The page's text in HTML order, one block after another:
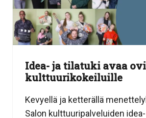
Idea- ja tilatuki avaa
kulttuurikokeiluille
Kevyellä ja ketterällä
Salon kulttuuripalveluiden